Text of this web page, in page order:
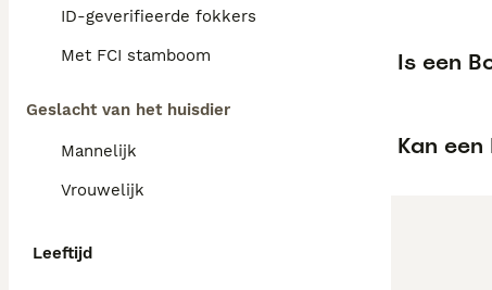
ID-geverifieerde fokkers
Met FCI stamboom
Geslacht van het huisdier
Mannelijk
Vrouwelijk
Leeftijd
Is een
Kan